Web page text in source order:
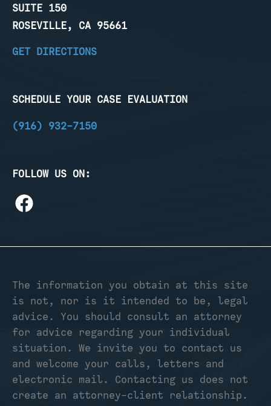
SUITE 150
ROSEVILLE, CA 95661
GET DIRECTIONS
SCHEDULE YOUR CASE EVALUATION
(916) 932-7150
FOLLOW US ON:
The information you obtain at this site
is not, nor is it intended to be, legal
advice. You should consult an attorney
for advice regarding your individual
situation. We invite you to contact us
and welcome your calls, letters and
electronic mail. Contacting us does not
create an attorney-client relationship.